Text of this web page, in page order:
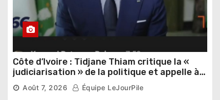
Côte d’Ivoire : Tidjane Thiam critique la «
judiciarisation » de la politique et appelle à
poursuivre l’apaisement
Août 7, 2026 Équipe LeJourPile